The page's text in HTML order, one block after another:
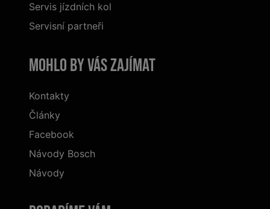
Servis jízdních kol
Servisní partneři
Mohlo by vás zajímat
Kontakty
Články
Facebook
Návody Bosch
Návody